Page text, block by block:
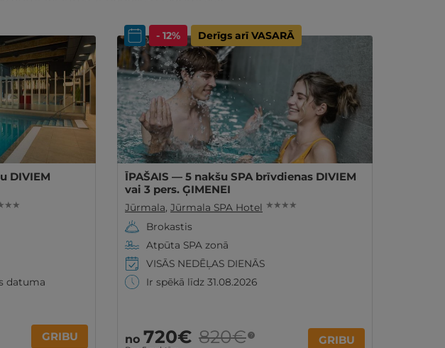
DIVIEM
★ ★
datuma
GRIBU
- 12% Derīgs arī VASARĀ
ĪPAŠAIS — 5 nakšu SPA brīvdienas DIVIEM
vai 3 pers. ĢIMENEI
Jūrmala, Jūrmala SPA Hotel ★ ★ ★ ★
Brokastis
Atpūta SPA zonā
VISĀS NEDĒĻAS DIENĀS
Ir spēkā līdz 31.08.2026
no 720€ 820€ ? GRIBU